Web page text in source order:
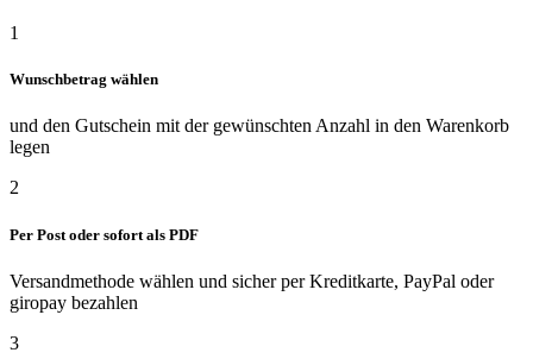
1
Wunschbetrag wählen
und den Gutschein mit der gewünschten Anzahl in den Warenkorb
legen
2
Per Post oder sofort als PDF
Versandmethode wählen und sicher per Kreditkarte, PayPal oder
giropay bezahlen
3